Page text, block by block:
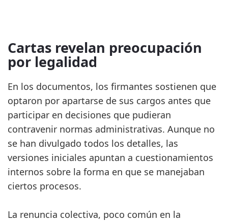
Cartas revelan preocupación
por legalidad
En los documentos, los firmantes sostienen que
optaron por apartarse de sus cargos antes que
participar en decisiones que pudieran
contravenir normas administrativas. Aunque no
se han divulgado todos los detalles, las
versiones iniciales apuntan a cuestionamientos
internos sobre la forma en que se manejaban
ciertos procesos.
La renuncia colectiva, poco común en la